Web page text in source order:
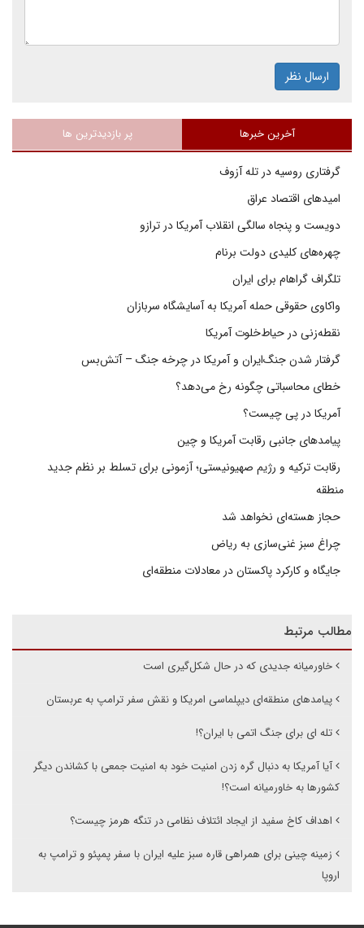
ارسال نظر
آخرین خبرها پر بازدیدترین ها
گرفتاری روسیه در تله آزوف
امیدهای اقتصاد عراق
دویست و پنجاه سالگی انقلاب آمریکا در ترازو
چهره‌های کلیدی دولت برنام
تلگراف گراهام برای ایران
واکاوی حقوقی حمله آمریکا به آسایشگاه سربازان
نقطه‌زنی در حیاط‌خلوت آمریکا
گرفتار شدن جنگ‌ایران و آمریکا در چرخه جنگ – آتش‌بس
خطای محاسباتی چگونه رخ می‌دهد؟
آمریکا در پی چیست؟
پیامدهای جانبی رقابت آمریکا و چین
رقابت ترکیه و رژیم صهیونیستی؛ آزمونی برای تسلط بر نظم جدید
منطقه
حجاز هسته‌ای نخواهد شد
چراغ سبز غنی‌سازی به ریاض
جایگاه و کارکرد پاکستان در معادلات منطقه‌ای
مطالب مرتبط
خاورمیانه جدیدی که در حال شکل‌گیری است
پیامدهای منطقه‌ای دیپلماسی امریکا و نقش سفر ترامپ به عربستان
تله ای برای جنگ اتمی با ایران؟!
آیا آمریکا به دنبال گره زدن امنیت خود به امنیت جمعی با کشاندن دیگر
کشورها به خاورمیانه است؟!
اهداف کاخ سفید از ایجاد ائتلاف نظامی در تنگه هرمز چیست؟
زمینه چینی برای همراهی قاره سبز علیه ایران با سفر پمپئو و ترامپ به
اروپا